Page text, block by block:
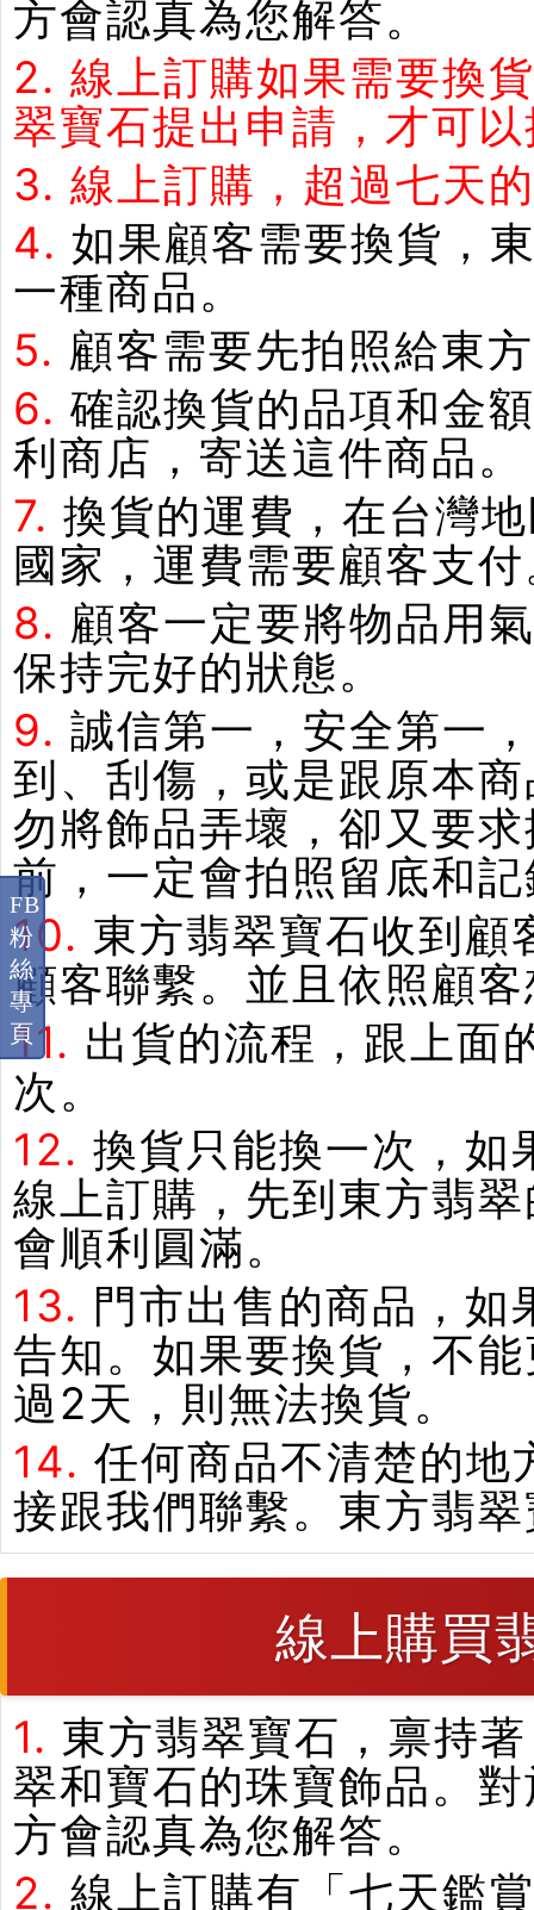
方會認真為您解答。
2. 線上訂購如果需要換
翠寶石提出申請，才可
3. 線上訂購，超過七天
4. 如果顧客需要換貨，
一種商品。
5. 顧客需要先拍照給東
6. 確認換貨的品項和金
利商店，寄送這件商品。
7. 換貨的運費，在台灣
國家，運費需要顧客支
8. 顧客一定要將物品用
保持完好的狀態。
9. 誠信第一，安全第一
到、刮傷，或是跟原本
勿將飾品弄壞，卻又要
前，一定會拍照留底和
10. 東方翡翠寶石收到顧
顧客聯繫。並且依照顧
11. 出貨的流程，跟上面
次。
12. 換貨只能換一次，如
線上訂購，先到東方翡
會順利圓滿。
13. 門市出售的商品，
告知。如果要換貨，不
過2天，則無法換貨。
14. 任何商品不清楚的地
接跟我們聯繫。東方翡
線上購買
1. 東方翡翠寶石，禀持
翠和寶石的珠寶飾品。
方會認真為您解答。
2. 線上訂購有「七天鑑
FB
粉
絲
專
頁